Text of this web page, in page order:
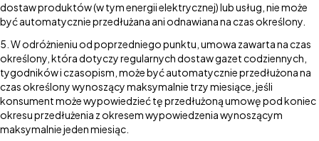
dostaw produktów (w tym energii elektrycznej) lub usług, nie może
być automatycznie przedłużana ani odnawiana na czas określony.
W odróżnieniu od poprzedniego punktu, umowa zawarta na czas
określony, która dotyczy regularnych dostaw gazet codziennych,
tygodników i czasopism, może być automatycznie przedłużona na
czas określony wynoszący maksymalnie trzy miesiące, jeśli
konsument może wypowiedzieć tę przedłużoną umowę pod koniec
okresu przedłużenia z okresem wypowiedzenia wynoszącym
maksymalnie jeden miesiąc.